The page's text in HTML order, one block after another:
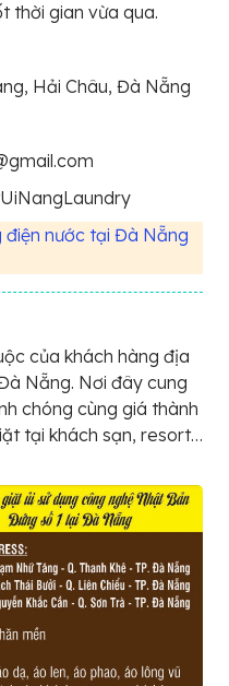
thời gian vừa qua.
Hải Châu, Đà Nẵng
điện nước tại Đà Nẵng
của khách hàng địa
Nẵng. Nơi đây cung
chóng cùng giá thành
tại khách sạn, resort…